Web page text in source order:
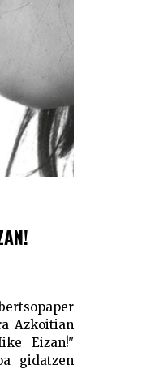
Azkoitian
Eizan!"
gidatzen